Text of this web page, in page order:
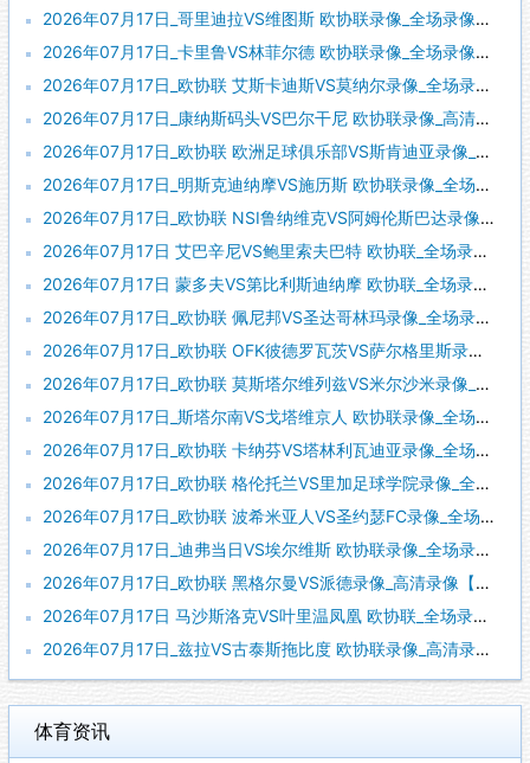
2026年07月17日_哥里迪拉VS维图斯 欧协联录像_全场录像【高清回放】
2026年07月17日_卡里鲁VS林菲尔德 欧协联录像_全场录像【高清回放】
2026年07月17日_欧协联 艾斯卡迪斯VS莫纳尔录像_全场录像【视频集锦】
2026年07月17日_康纳斯码头VS巴尔干尼 欧协联录像_高清录像【全场回放】
2026年07月17日_欧协联 欧洲足球俱乐部VS斯肯迪亚录像_全场录像【高清回放】
2026年07月17日_明斯克迪纳摩VS施历斯 欧协联录像_全场录像【视频集锦】
2026年07月17日_欧协联 NSI鲁纳维克VS阿姆伦斯巴达录像_全场录像【高清回放】
2026年07月17日 艾巴辛尼VS鲍里索夫巴特 欧协联_全场录像【视频集锦】
2026年07月17日 蒙多夫VS第比利斯迪纳摩 欧协联_全场录像【全场回放】
2026年07月17日_欧协联 佩尼邦VS圣达哥林玛录像_全场录像【高清回放】
2026年07月17日_欧协联 OFK彼德罗瓦茨VS萨尔格里斯录像_全场录像【视频集锦】
2026年07月17日_欧协联 莫斯塔尔维列兹VS米尔沙米录像_高清录像【全场回放】
2026年07月17日_斯塔尔南VS戈塔维京人 欧协联录像_全场录像【高清回放】
2026年07月17日_欧协联 卡纳芬VS塔林利瓦迪亚录像_全场录像【高清回放】
2026年07月17日_欧协联 格伦托兰VS里加足球学院录像_全场录像【高清回放】
2026年07月17日_欧协联 波希米亚人VS圣约瑟FC录像_全场录像【视频集锦】
2026年07月17日_迪弗当日VS埃尔维斯 欧协联录像_全场录像【高清回放】
2026年07月17日_欧协联 黑格尔曼VS派德录像_高清录像【全场回放】
2026年07月17日 马沙斯洛克VS叶里温凤凰 欧协联_全场录像【视频集锦】
2026年07月17日_兹拉VS古泰斯拖比度 欧协联录像_高清录像【全场回放】
体育资讯